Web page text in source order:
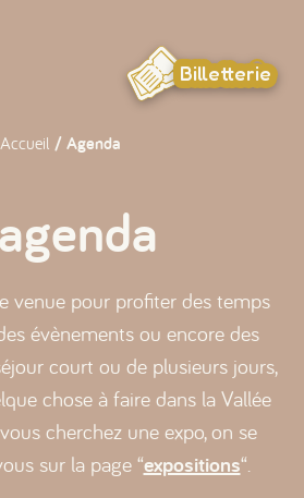
Billetterie
Accueil / Agenda
venue pour profiter des temps
évènements ou encore des
court ou de plusieurs jours,
chose à faire dans la Vallée
cherchez une expo, on se
sur la page “expositions“.